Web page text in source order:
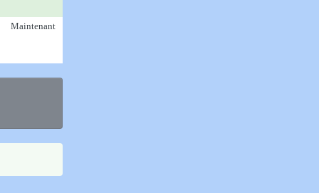
Maintenant